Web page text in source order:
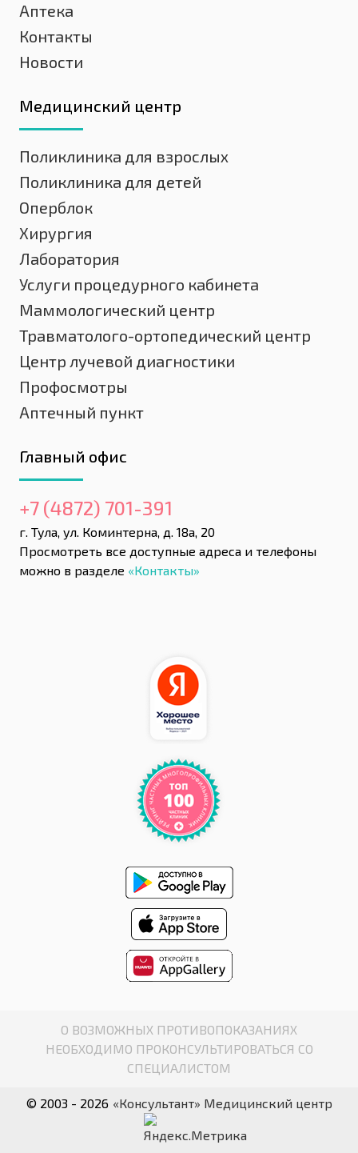
Аптека
Контакты
Новости
Медицинский центр
Поликлиника для взрослых
Поликлиника для детей
Оперблок
Хирургия
Лаборатория
Услуги процедурного кабинета
Маммологический центр
Травматолого-ортопедический центр
Центр лучевой диагностики
Профосмотры
Аптечный пункт
Главный офис
+7 (4872) 701-391
г. Тула, ул. Коминтерна, д. 18а, 20
Просмотреть все доступные адреса и телефоны
можно в разделе «Контакты»
О ВОЗМОЖНЫХ ПРОТИВОПОКАЗАНИЯХ
НЕОБХОДИМО ПРОКОНСУЛЬТИРОВАТЬСЯ СО
СПЕЦИАЛИСТОМ
© 2003 - 2026 «Консультант» Медицинский центр